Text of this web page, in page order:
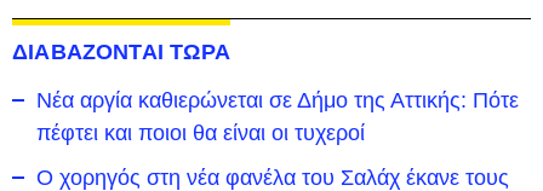
ΔΙΑΒΑΖΟΝΤΑΙ ΤΩΡΑ
Νέα αργία καθιερώνεται σε Δήμο της Αττικής: Πότε
πέφτει και ποιοι θα είναι οι τυχεροί
Ο χορηγός στη νέα φανέλα του Σαλάχ έκανε τους